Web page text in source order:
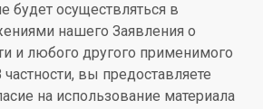
будет осуществляться в
нашего Заявления о
и любого другого применимого
частности, вы предоставляете
на использование материала